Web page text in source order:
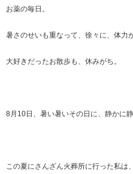
お薬の毎日。
暑さのせいも重なって、徐々に、体力
大好きだったお散歩も、休みがち。
8月10日、暑い暑いその日に、静かに
この夏にさんざん火葬所に行った私は